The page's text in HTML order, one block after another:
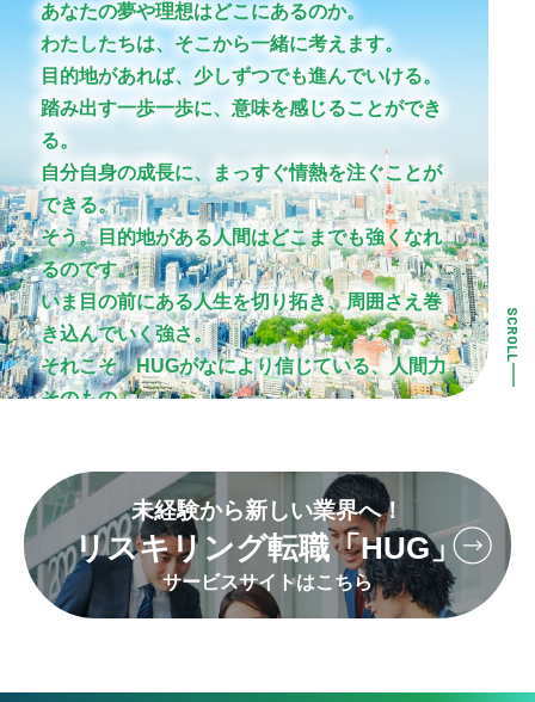
あなたの夢や理想はどこにあるのか。
わたしたちは、そこから一緒に考えます。
目的地があれば、少しずつでも進んでいける。
踏み出す一歩一歩に、意味を感じることができ
る。
自分自身の成長に、まっすぐ情熱を注ぐことが
できる。
そう。目的地がある人間はどこまでも強くなれ
るのです。
いま目の前にある人生を切り拓き、周囲さえ巻
き込んでいく強さ。
それこそ、HUGがなにより信じている、人間力
そのもの。
人生のモチベーターとなって、人間力を育んで
いきます。
HUGの使命は、「働く」を超えた
「生きる」にまで寄り添うまなざしで、
その人生をより素敵なものへと変えるお手伝い
SCROLL
未経験から新しい業界へ！
リスキリング転職「HUG」
サービスサイトはこちら